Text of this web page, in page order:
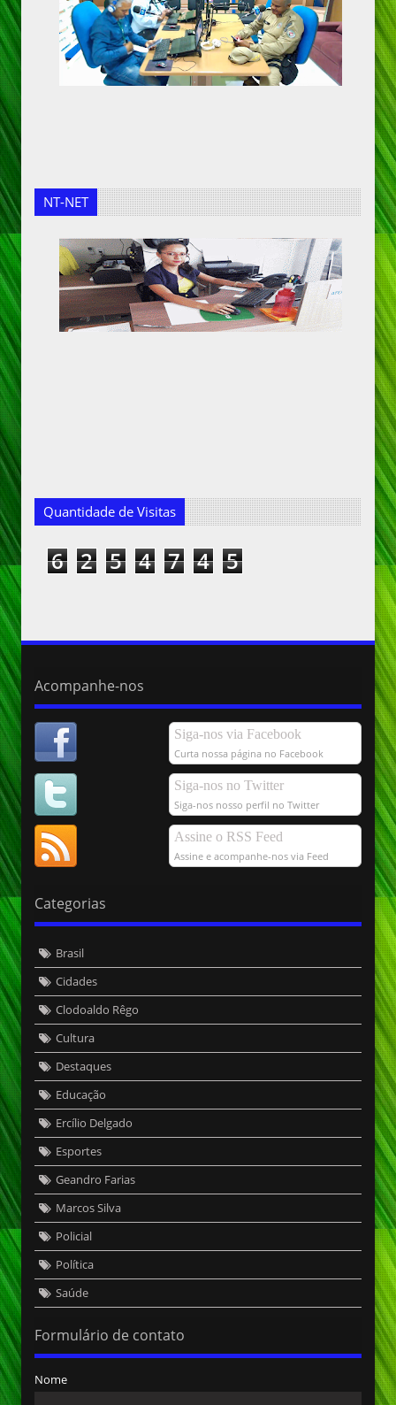
NT-NET
Quantidade de Visitas
6 2 5 4 7 4 5
Acompanhe-nos
Siga-nos via Facebook
Curta nossa página no Facebook
Siga-nos no Twitter
Siga-nos nosso perfil no Twitter
Assine o RSS Feed
Assine e acompanhe-nos via Feed
Categorias
Brasil
Cidades
Clodoaldo Rêgo
Cultura
Destaques
Educação
Ercílio Delgado
Esportes
Geandro Farias
Marcos Silva
Policial
Política
Saúde
Formulário de contato
Nome